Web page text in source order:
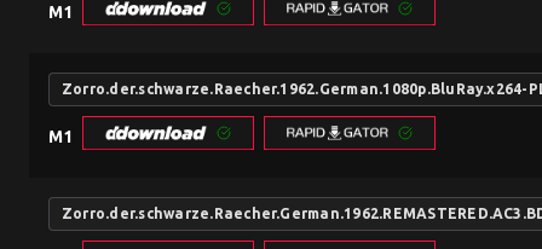
M1
Zorro.der.schwarze.Raecher.1962.German.1080p.BluRay.x264-
M1